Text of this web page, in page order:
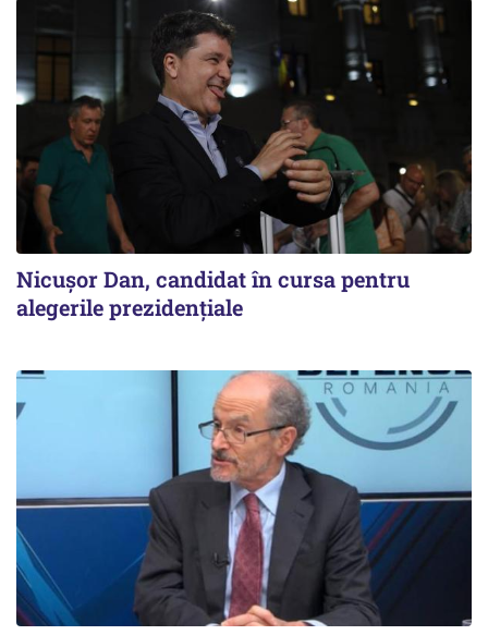
Nicușor Dan, candidat în cursa pentru
alegerile prezidențiale